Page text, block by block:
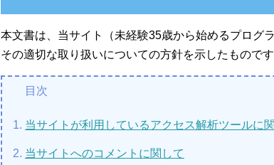
本文書は、当サイト（未経験35歳から始めるプログ
その適切な取り扱いについての方針を示したものです
当サイトが利用しているアクセス解析ツールに
当サイトへのコメントに関して